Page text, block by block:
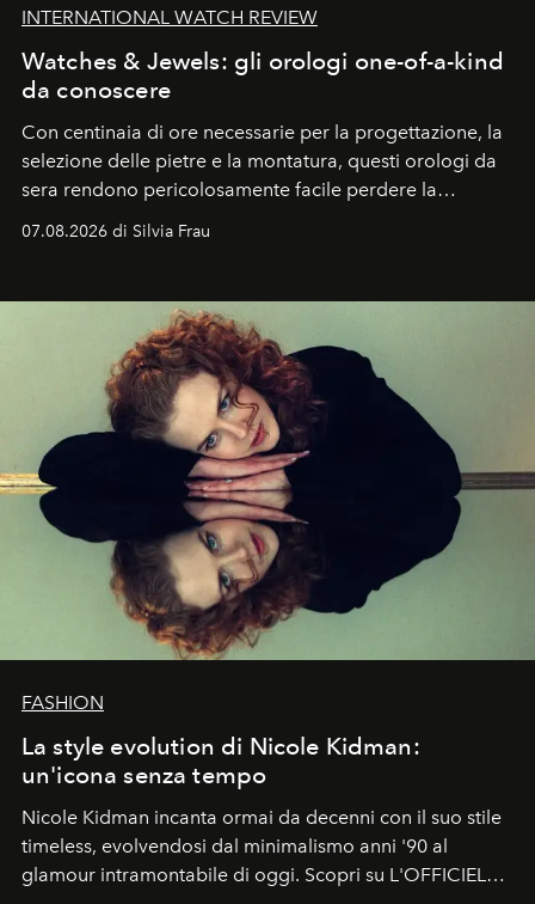
INTERNATIONAL WATCH REVIEW
Watches & Jewels: gli orologi one-of-a-kind
da conoscere
Con centinaia di ore necessarie per la progettazione, la
selezione delle pietre e la montatura, questi orologi da
sera rendono pericolosamente facile perdere la
07.08.2026 di Silvia Frau
FASHION
La style evolution di Nicole Kidman:
un'icona senza tempo
Nicole Kidman incanta ormai da decenni con il suo stile
timeless, evolvendosi dal minimalismo anni '90 al
glamour intramontabile di oggi. Scopri su L'OFFICIEL